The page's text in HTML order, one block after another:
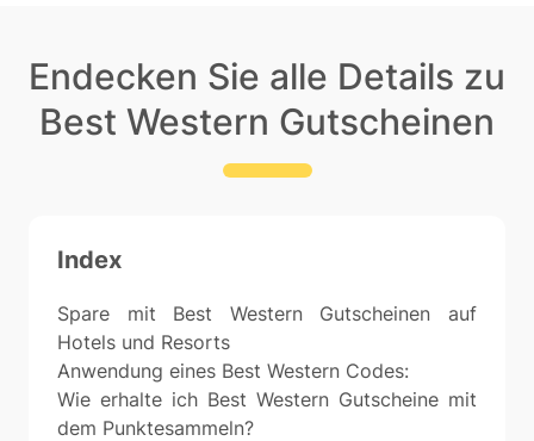
Endecken Sie alle Details zu
Best Western Gutscheinen
Index
Spare mit Best Western Gutscheinen auf
Hotels und Resorts
Anwendung eines Best Western Codes:
Wie erhalte ich Best Western Gutscheine mit
dem Punktesammeln?